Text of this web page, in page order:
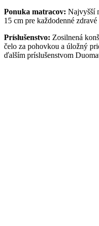
Ponuka matracov: Najvyšší
15 cm pre každodenné zdravé
Príslušenstvo: Zosilnená
čelo za pohovkou a úložný
ďalším príslušenstvom